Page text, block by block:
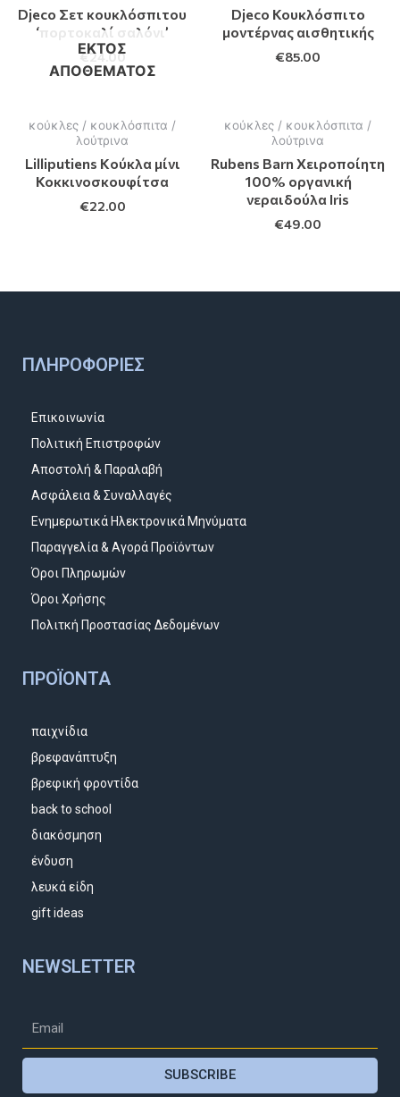
Djeco Σετ κουκλόσπιτου
‘πορτοκαλί σαλόνι’
€24.00
Djeco Κουκλόσπιτο
μοντέρνας αισθητικής
€85.00
ΕΚΤΌΣ
ΑΠΟΘΈΜΑΤΟΣ
κούκλες / κουκλόσπιτα /
λούτρινα
Lilliputiens Kούκλα μίνι
Κοκκινοσκουφίτσα
€22.00
κούκλες / κουκλόσπιτα /
λούτρινα
Rubens Barn Χειροποίητη
100% οργανική
νεραιδούλα Iris
€49.00
ΠΛΗΡΟΦΟΡΊΕΣ
Επικοινωνία
Πολιτική Επιστροφών
Αποστολή & Παραλαβή
Ασφάλεια & Συναλλαγές
Ενημερωτικά Ηλεκτρονικά Μηνύματα
Παραγγελία & Αγορά Προϊόντων
Όροι Πληρωμών
Όροι Χρήσης
Πολιτκή Προστασίας Δεδομένων
ΠΡΟΪΌΝΤΑ
παιχνίδια
βρεφανάπτυξη
βρεφική φροντίδα
back to school
διακόσμηση
ένδυση
λευκά είδη
gift ideas
NEWSLETTER
SUBSCRIBE